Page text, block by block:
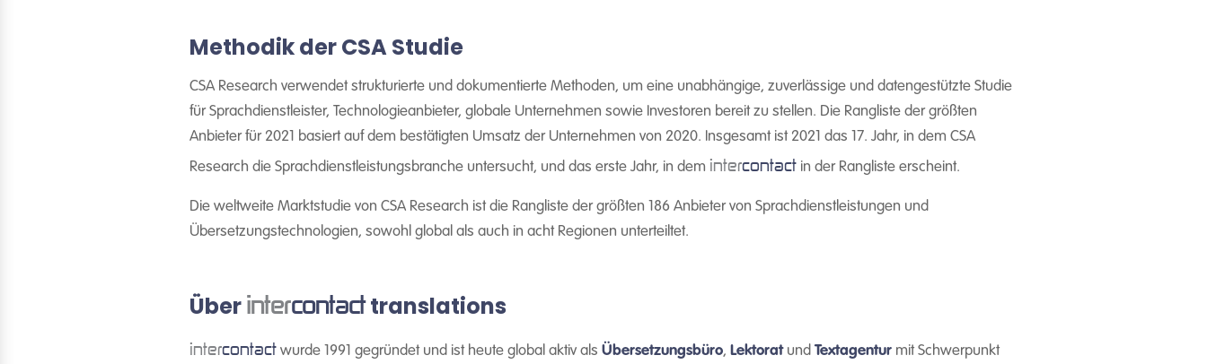
Methodik der CSA Studie
CSA Research verwendet strukturierte und dokumentierte Methoden, um eine unabhängige, zuverlässige und datengestützte Studie
für Sprachdienstleister, Technologieanbieter, globale Unternehmen sowie Investoren bereit zu stellen. Die Rangliste der größten
Anbieter für 2021 basiert auf dem bestätigten Umsatz der Unternehmen von 2020. Insgesamt ist 2021 das 17. Jahr, in dem CSA
Research die Sprachdienstleistungsbranche untersucht, und das erste Jahr, in dem intercontact in der Rangliste erscheint.
Die weltweite Marktstudie von CSA Research ist die Rangliste der größten 186 Anbieter von Sprachdienstleistungen und
Übersetzungstechnologien, sowohl global als auch in acht Regionen unterteiltet.
Überintercontacttranslations
intercontact wurde 1991 gegründet und ist heute global aktiv als Übersetzungsbüro, Lektoratund Textagentur mit Schwerpunkt